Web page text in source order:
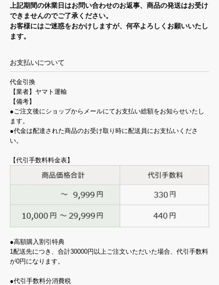
上記期間の休業日はお問い合わせのお返事、商品の発送はお受け
できませんのでご了承ください。
お客様にはご迷惑をおかけしますが、何卒よろしくお願いいたし
ます。
お支払いについて
代金引換
【業者】ヤマト運輸
【備考】
●ご注文後にショップからメールにてお支払い総額をお知らせいたし
ます。
●代金は配達された商品のお受け取り時に配送員にお支払いくださ
い。
【代引手数料料金表】
●高額購入割引特典
1配送先につき、合計30000円以上ご注文いただいた場合、代引手数料
が0円になります。
●代引手数料分消費税